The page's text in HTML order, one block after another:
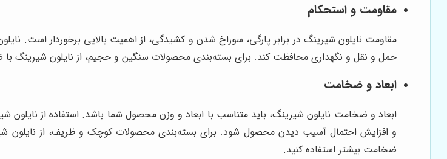
مقاومت و استحکام
مقاومت نایلون شیرینگ در برابر پارگی، سوراخ شدن و کشیدگی، از اهمیت بالایی برخوردار است.
حمل و نقل و نگهداری محافظت کند. برای بسته‌بندی محصولات سنگین و حجیم، از نایلون شیرینگ
ابعاد و ضخامت
ابعاد و ضخامت نایلون شیرینگ، باید متناسب با ابعاد و وزن محصول شما باشد. استفاده از
و افزایش احتمال آسیب دیدن محصول شود. برای بسته‌بندی محصولات کوچک و ظریف، از نایلون
ضخامت بیشتر استفاده کنید.